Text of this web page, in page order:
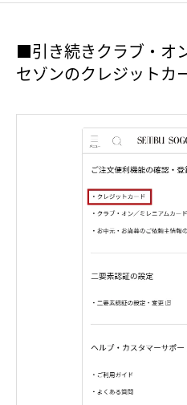
■引き続きクラブ・オ
セゾンのクレジットカ